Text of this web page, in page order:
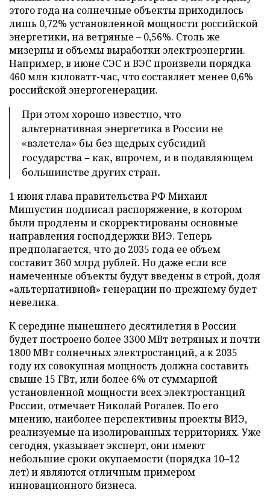
этого года на солнечные объекты приходилось
лишь 0,72% установленной мощности российской
энергетики, на ветряные – 0,56%. Столь же
мизерны и объемы выработки электроэнергии.
Например, в июне СЭС и ВЭС произвели порядка
460 млн киловатт-час, что составляет менее 0,6%
российской энергогенерации.
При этом хорошо известно, что
альтернативная энергетика в России не
«взлетела» бы без щедрых субсидий
государства – как, впрочем, и в подавляющем
большинстве других стран.
1 июня глава правительства РФ Михаил
Мишустин подписал распоряжение, в котором
были продлены и скорректированы основные
направления господдержки ВИЭ. Теперь
предполагается, что до 2035 года ее объем
составит 360 млрд рублей. Но даже если все
намеченные объекты будут введены в строй, доля
«альтернативной» генерации по-прежнему будет
невелика.
К середине нынешнего десятилетия в России
будет построено более 3300 МВт ветряных и почти
1800 МВт солнечных электростанций, а к 2035
году их совокупная мощность должна составить
свыше 15 ГВт, или более 6% от суммарной
установленной мощности всех электростанций
России, отмечает Николай Рогалев. По его
мнению, наиболее перспективны проекты ВИЭ,
реализуемые на изолированных территориях. Уже
сегодня, указывает эксперт, они имеют
небольшие сроки окупаемости (порядка 10–12
лет) и являются отличным примером
инновационного бизнеса.